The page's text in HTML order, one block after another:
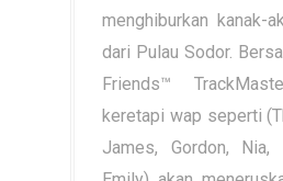
menghiburkan kanak-
dari Pulau Sodor.
Friends™
keretapi wap seperti
James, Gordon, Nia,